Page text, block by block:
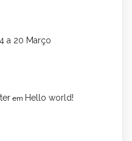
a 20 Março
em Hello world!